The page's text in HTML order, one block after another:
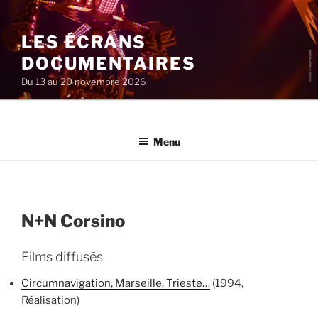
au
contenu
principal
LES ÉCRANS
DOCUMENTAIRES
Du 13 au 20 novembre 2026
Menu
N+N Corsino
Films diffusés
Circumnavigation, Marseille, Trieste… (1994,
Réalisation)